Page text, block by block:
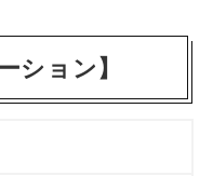
ション】